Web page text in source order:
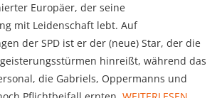
Europäer, der seine
mit Leidenschaft lebt. Auf
der SPD ist er der (neue) Star, der die
hinreißt, während das
die Gabriels, Oppermanns und